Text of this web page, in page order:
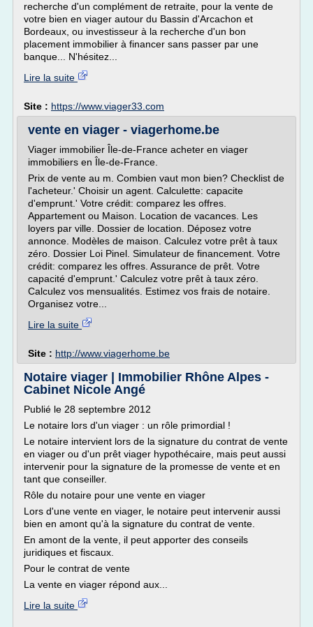
recherche d'un complément de retraite, pour la vente de
votre bien en viager autour du Bassin d'Arcachon et
Bordeaux, ou investisseur à la recherche d'un bon
placement immobilier à financer sans passer par une
banque... N'hésitez...
Lire la suite
Site : https://www.viager33.com
vente en viager - viagerhome.be
Viager immobilier Île-de-France acheter en viager
immobiliers en Île-de-France.
Prix de vente au m. Combien vaut mon bien? Checklist de
l'acheteur.' Choisir un agent. Calculette: capacite
d'emprunt.' Votre crédit: comparez les offres.
Appartement ou Maison. Location de vacances. Les
loyers par ville. Dossier de location. Déposez votre
annonce. Modèles de maison. Calculez votre prêt à taux
zéro. Dossier Loi Pinel. Simulateur de financement. Votre
crédit: comparez les offres. Assurance de prêt. Votre
capacité d'emprunt.' Calculez votre prêt à taux zéro.
Calculez vos mensualités. Estimez vos frais de notaire.
Organisez votre...
Lire la suite
Site : http://www.viagerhome.be
Notaire viager | Immobilier Rhône Alpes -
Cabinet Nicole Angé
Publié le 28 septembre 2012
Le notaire lors d'un viager : un rôle primordial !
Le notaire intervient lors de la signature du contrat de vente
en viager ou d'un prêt viager hypothécaire, mais peut aussi
intervenir pour la signature de la promesse de vente et en
tant que conseiller.
Rôle du notaire pour une vente en viager
Lors d'une vente en viager, le notaire peut intervenir aussi
bien en amont qu'à la signature du contrat de vente.
En amont de la vente, il peut apporter des conseils
juridiques et fiscaux.
Pour le contrat de vente
La vente en viager répond aux...
Lire la suite